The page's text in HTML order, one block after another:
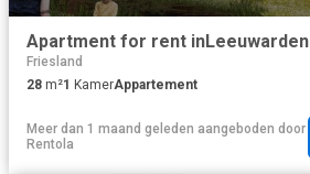
Apartment for rent inLeeuwarden
Friesland
28 m²1 KamerAppartement
Meer dan 1 maand geleden aangeboden door
Rentola